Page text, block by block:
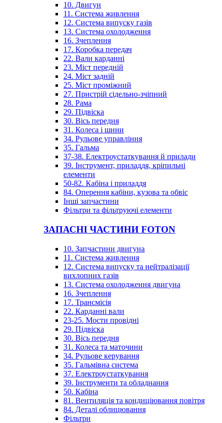
10. Двигун
11. Система живлення
12. Система випуску газів
13. Система охолодження
16. Зчеплення
17. Коробка передач
22. Вали карданні
23. Міст передній
24. Міст задній
25. Міст проміжний
27. Пристрій сідельно-зчіпний
28. Рама
29. Підвіска
30. Вісь передня
31. Колеса і шини
34. Рульове управління
35. Гальма
37-38. Електроустаткування й прилади
39. Інструмент, приладдя, кріпильні
елементи
50-82. Кабіна і приладдя
84. Оперення кабіни, кузова та обвіс
Інші запчастини
Фільтри та фільтруючі елементи
ЗАПАСНІ ЧАСТИНИ FOTON
10. Запчастини двигуна
11. Система живлення
12. Система випуску та нейтралізації
вихлопних газів
13. Система охолодження двигуна
16. Зчеплення
17. Трансмісія
22. Карданні вали
23-25. Мости провідні
29. Підвіска
30. Вісь передня
31. Колеса та маточини
34. Рульове керування
35. Гальмівна система
37. Електроустаткування
39. Інструменти та обладнання
50. Кабіна
81. Вентиляція та кондиціювання повітря
84. Деталі облицювання
Фільтри